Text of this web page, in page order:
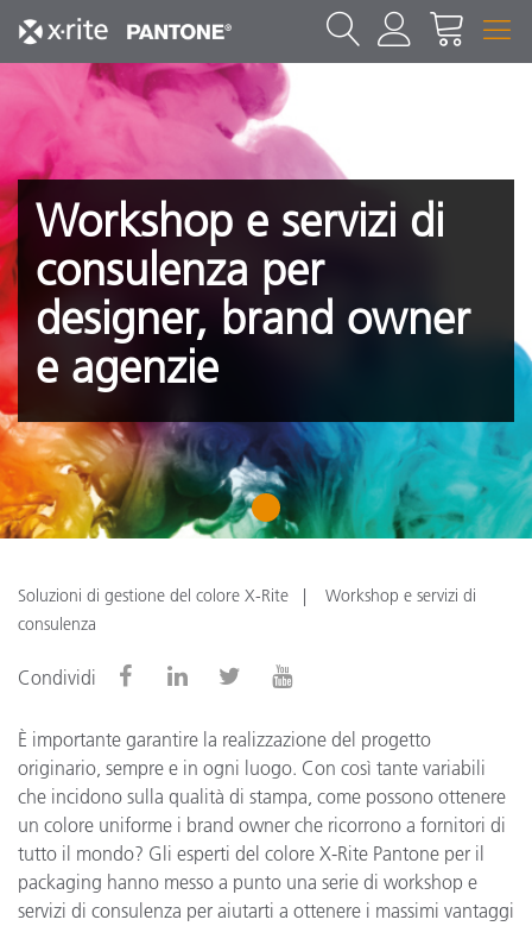
Workshop e servizi di
consulenza per
designer, brand owner
e agenzie
1
Soluzioni di gestione del colore X-Rite
Workshop e servizi di
consulenza
Condividi
È importante garantire la realizzazione del progetto
originario, sempre e in ogni luogo. Con così tante variabili
che incidono sulla qualità di stampa, come possono ottenere
un colore uniforme i brand owner che ricorrono a fornitori di
tutto il mondo? Gli esperti del colore X-Rite Pantone per il
packaging hanno messo a punto una serie di workshop e
servizi di consulenza per aiutarti a ottenere i massimi vantaggi